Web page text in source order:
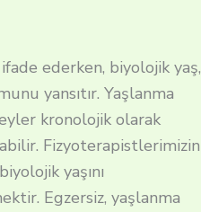
ederken, biyolojik yaş,
yansıtır. Yaşlanma
kronolojik olarak
Fizyoterapistlerimizin
yaşını
Egzersiz, yaşlanma